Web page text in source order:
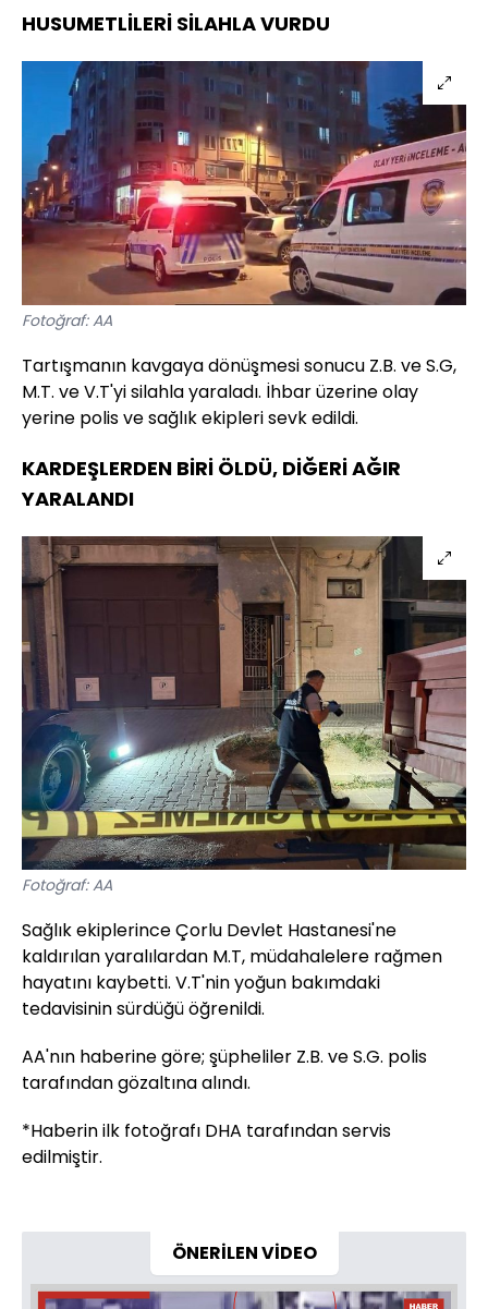
HUSUMETLİLERİ SİLAHLA VURDU
Fotoğraf: AA
Tartışmanın kavgaya dönüşmesi sonucu Z.B. ve S.G,
M.T. ve V.T'yi silahla yaraladı. İhbar üzerine olay
yerine polis ve sağlık ekipleri sevk edildi.
KARDEŞLERDEN BİRİ ÖLDÜ, DİĞERİ AĞIR
YARALANDI
Fotoğraf: AA
Sağlık ekiplerince Çorlu Devlet Hastanesi'ne
kaldırılan yaralılardan M.T, müdahalelere rağmen
hayatını kaybetti. V.T'nin yoğun bakımdaki
tedavisinin sürdüğü öğrenildi.
AA'nın haberine göre; şüpheliler Z.B. ve S.G. polis
tarafından gözaltına alındı.
*Haberin ilk fotoğrafı DHA tarafından servis
edilmiştir.
ÖNERİLEN VİDEO